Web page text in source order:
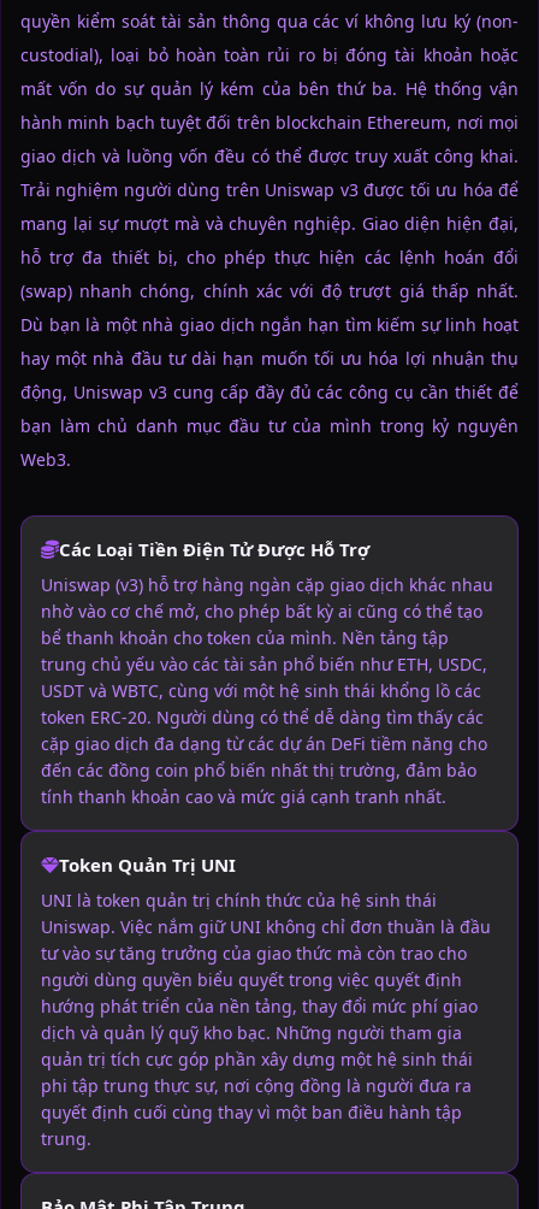
quyền kiểm soát tài sản thông qua các ví không lưu ký (non-
custodial), loại bỏ hoàn toàn rủi ro bị đóng tài khoản hoặc
mất vốn do sự quản lý kém của bên thứ ba. Hệ thống vận
hành minh bạch tuyệt đối trên blockchain Ethereum, nơi mọi
giao dịch và luồng vốn đều có thể được truy xuất công khai.
Trải nghiệm người dùng trên Uniswap v3 được tối ưu hóa để
mang lại sự mượt mà và chuyên nghiệp. Giao diện hiện đại,
hỗ trợ đa thiết bị, cho phép thực hiện các lệnh hoán đổi
(swap) nhanh chóng, chính xác với độ trượt giá thấp nhất.
Dù bạn là một nhà giao dịch ngắn hạn tìm kiếm sự linh hoạt
hay một nhà đầu tư dài hạn muốn tối ưu hóa lợi nhuận thụ
động, Uniswap v3 cung cấp đầy đủ các công cụ cần thiết để
bạn làm chủ danh mục đầu tư của mình trong kỷ nguyên
Web3.
Các Loại Tiền Điện Tử Được Hỗ Trợ
Uniswap (v3) hỗ trợ hàng ngàn cặp giao dịch khác nhau
nhờ vào cơ chế mở, cho phép bất kỳ ai cũng có thể tạo
bể thanh khoản cho token của mình. Nền tảng tập
trung chủ yếu vào các tài sản phổ biến như ETH, USDC,
USDT và WBTC, cùng với một hệ sinh thái khổng lồ các
token ERC-20. Người dùng có thể dễ dàng tìm thấy các
cặp giao dịch đa dạng từ các dự án DeFi tiềm năng cho
đến các đồng coin phổ biến nhất thị trường, đảm bảo
tính thanh khoản cao và mức giá cạnh tranh nhất.
Token Quản Trị UNI
UNI là token quản trị chính thức của hệ sinh thái
Uniswap. Việc nắm giữ UNI không chỉ đơn thuần là đầu
tư vào sự tăng trưởng của giao thức mà còn trao cho
người dùng quyền biểu quyết trong việc quyết định
hướng phát triển của nền tảng, thay đổi mức phí giao
dịch và quản lý quỹ kho bạc. Những người tham gia
quản trị tích cực góp phần xây dựng một hệ sinh thái
phi tập trung thực sự, nơi cộng đồng là người đưa ra
quyết định cuối cùng thay vì một ban điều hành tập
trung.